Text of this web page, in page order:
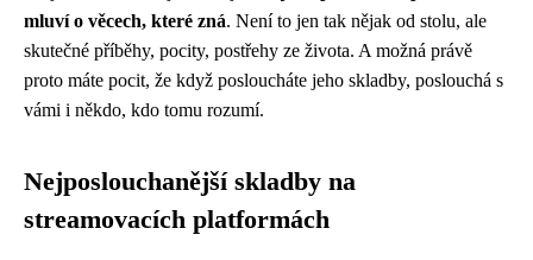
mluví o věcech, které zná. Není to jen tak nějak od stolu, ale
skutečné příběhy, pocity, postřehy ze života. A možná právě
proto máte pocit, že když posloucháte jeho skladby, poslouchá s
vámi i někdo, kdo tomu rozumí.
Nejposlouchanější skladby na
streamovacích platformách